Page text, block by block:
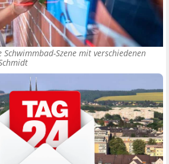
Szene mit verschiedenen